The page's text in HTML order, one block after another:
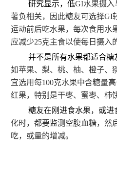
研究显示，低GI水果摄入
著负相关，因此糖友可选择GI
运动前后吃水果，每次食用水
应减少25克主食以使每日摄入
并不是所有水果都适合糖
如苹果、梨、桃、柚、橙子、
宜选用每100克水果中含糖量
红果，特别是干枣、蜜枣、柿
糖友在刚进食水果，或进
化时，都要监测空腹血糖，然
吃，或量的增减。